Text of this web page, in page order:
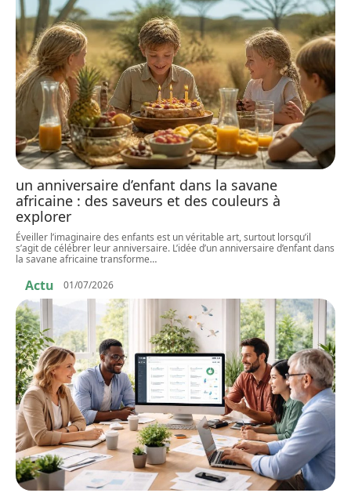
un anniversaire d’enfant dans la savane
africaine : des saveurs et des couleurs à
explorer
Éveiller l’imaginaire des enfants est un véritable art, surtout lorsqu’il
s’agit de célébrer leur anniversaire. L’idée d’un anniversaire d’enfant dans
la savane africaine transforme…
Actu 01/07/2026